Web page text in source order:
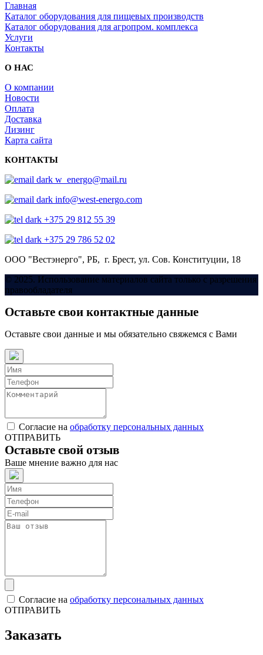
Главная
Каталог оборудования для пищевых производств
Каталог оборудования для агропром. комплекса
Услуги
Контакты
О НАС
О компании
Новости
Оплата
Доставка
Лизинг
Карта сайта
КОНТАКТЫ
w_energo@mail.ru
info@west-energo.com
+375 29 812 55 39
+375 29 786 52 02
ООО "Вестэнерго", РБ, г. Брест, ул. Сов. Конституции, 18
© 2025. Использование материалов сайта только с разрешения
правообладателя
Оставьте свои контактные данные
Оставьте свои данные и мы обязательно свяжемся с Вами
Согласие на обработку персональных данных
ОТПРАВИТЬ
Оставьте свой отзыв
Ваше мнение важно для нас
Согласие на обработку персональных данных
ОТПРАВИТЬ
Заказать